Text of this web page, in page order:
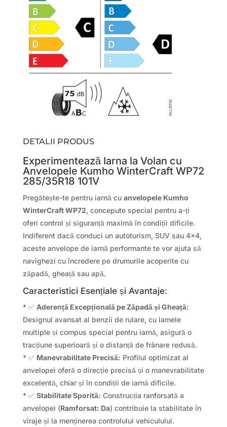
DETALII PRODUS
Experimentează Iarna la Volan cu
Anvelopele Kumho WinterCraft WP72
285/35R18 101V
Pregătește-te pentru iarnă cu anvelopele Kumho
WinterCraft WP72, concepute special pentru a-ți
oferi control și siguranță maximă în condiții dificile.
Indiferent dacă conduci un autoturism, SUV sau 4×4,
aceste anvelope de iarnă performante te vor ajuta să
navighezi cu încredere pe drumurile acoperite cu
zăpadă, gheață sau apă.
Caracteristici Esențiale și Avantaje:
* ✅ Aderență Excepțională pe Zăpadă și Gheață:
Designul avansat al benzii de rulare, cu lamele
multiple și compus special pentru iarnă, asigură o
tracțiune superioară și o distanță de frânare redusă.
* ✅ Manevrabilitate Precisă: Profilul optimizat al
anvelopei oferă o direcție precisă și o manevrabilitate
excelentă, chiar și în condiții de iarnă dificile.
* ✅ Stabilitate Sporită: Construcția ranforsată a
anvelopei (Ramforsat: Da) contribuie la stabilitate în
viraje și la menținerea controlului vehiculului.